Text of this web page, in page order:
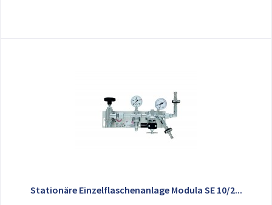
Stationäre Einzelflaschenanlage Modula SE 10/2...